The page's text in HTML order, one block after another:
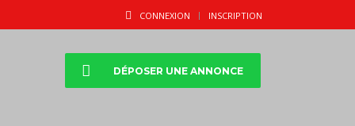
CONNEXION INSCRIPTION
DÉPOSER UNE ANNONCE